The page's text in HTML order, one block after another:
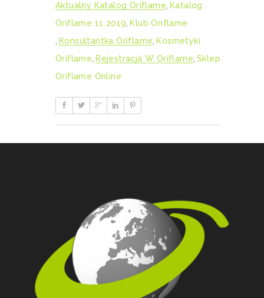
Aktualny Katalog Oriflame Katalog
Oriflame 11 2019 Klub Oriflame
Konsultantka Oriflame Kosmetyki
Oriflame Rejestracja W Oriflame Sklep
Oriflame Online